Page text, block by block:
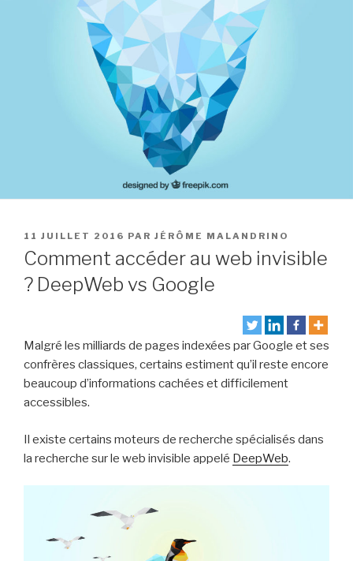
PUBLIÉ
LE
11 JUILLET 2016 PAR JÉRÔME MALANDRINO
Comment accéder au web invisible
? DeepWeb vs Google
Malgré les milliards de pages indexées par Google et ses
confrères classiques, certains estiment qu’il reste encore
beaucoup d’informations cachées et difficilement
accessibles.
Il existe certains moteurs de recherche spécialisés dans
la recherche sur le web invisible appelé DeepWeb.